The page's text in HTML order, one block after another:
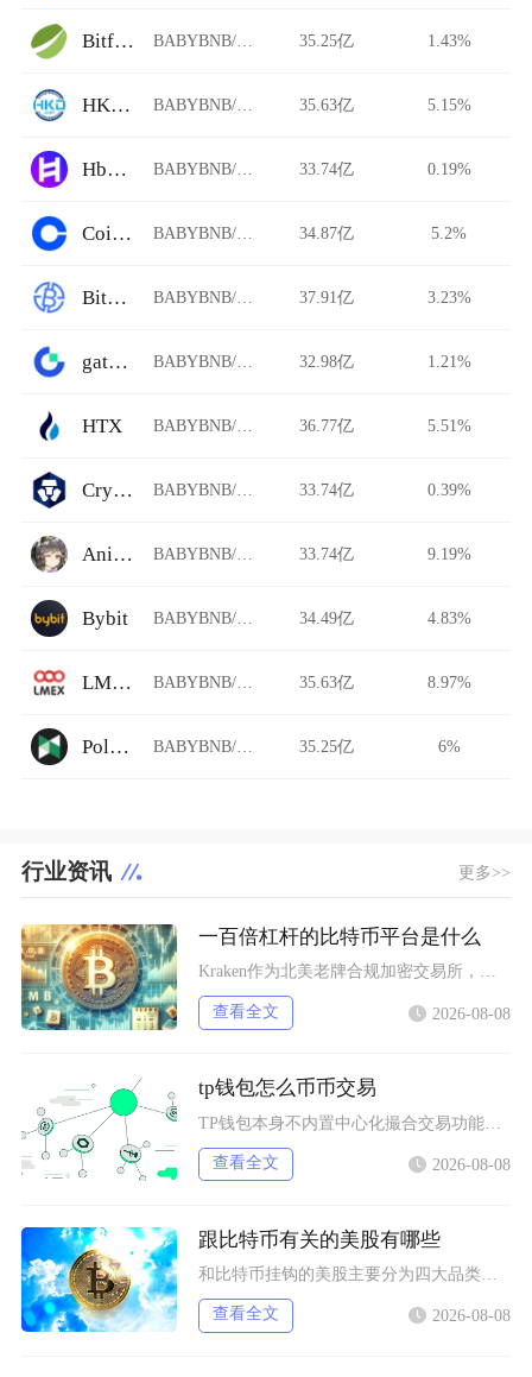
Bitfinex BABYBNB/USDT 35.25亿 1.43%
HKD.com BABYBNB/USDT 35.63亿 5.15%
HbarSuite DEX BABYBNB/USDT 33.74亿 0.19%
Coinbase BABYBNB/USDT 34.87亿 5.2%
BitAsiaEx BABYBNB/USDT 37.91亿 3.23%
gate.io BABYBNB/USDT 32.98亿 1.21%
HTX BABYBNB/USDT 36.77亿 5.51%
Crypto.com BABYBNB/USDT 33.74亿 0.39%
Animeswap BABYBNB/USDT 33.74亿 9.19%
Bybit BABYBNB/USDT 34.49亿 4.83%
LMEX BABYBNB/USDT 35.63亿 8.97%
Poloniex Futures BABYBNB/USDT 35.25亿 6%
行业资讯 更多>>
一百倍杠杆的比特币平台是什么
Kraken作为北美老牌合规加密交易所，其Pro版本的比特币期货合约明确开放100倍杠杆，
查看全文 2026-08-08
tp钱包怎么币币交易
查看全文 2026-08-08
跟比特币有关的美股有哪些
查看全文 2026-08-08